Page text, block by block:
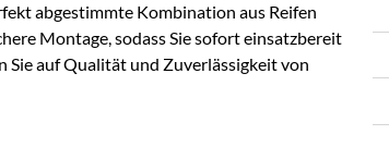
abgestimmte Kombination aus Reifen
Montage, sodass Sie sofort einsatzbereit
Sie auf Qualität und Zuverlässigkeit von